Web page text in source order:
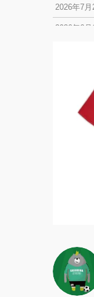
2026年7月
2026年6月